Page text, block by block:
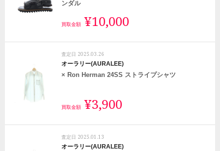
ンダル
買取金額 ¥10,000
査定日 2025.03.26
オーラリー(AURALEE)
× Ron Herman 24SS ストライプシャツ
買取金額 ¥3,900
査定日 2025.01.13
オーラリー(AURALEE)